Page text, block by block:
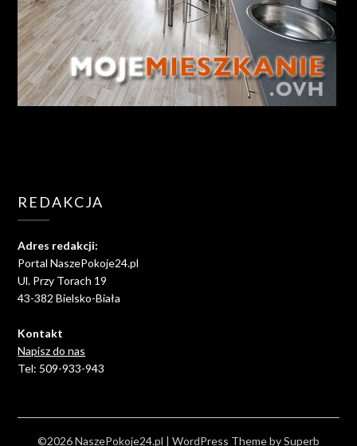
REDAKCJA
Adres redakcji:
Portal NaszePokoje24.pl
Ul. Przy Torach 19
43-382 Bielsko-Biała
Kontakt
Napisz do nas
Tel: 509-933-943
©2026 NaszePokoje24.pl | WordPress Theme bySuperb